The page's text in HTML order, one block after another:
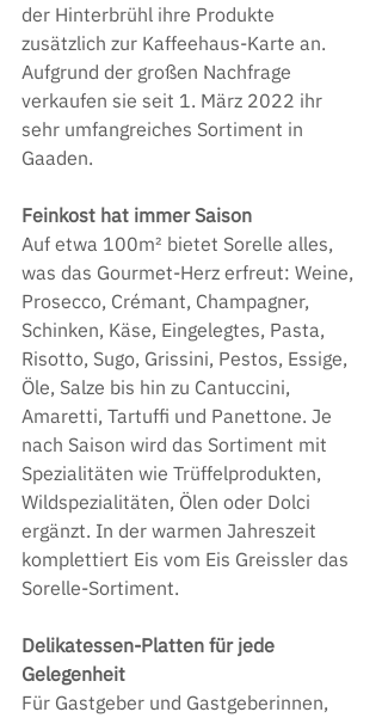
der Hinterbrühl ihre Produkte
zusätzlich zur Kaffeehaus-Karte an.
Aufgrund der großen Nachfrage
verkaufen sie seit 1. März 2022 ihr
sehr umfangreiches Sortiment in
Gaaden.
Feinkost hat immer Saison
Auf etwa 100m² bietet Sorelle alles,
was das Gourmet-Herz erfreut: Weine,
Prosecco, Crémant, Champagner,
Schinken, Käse, Eingelegtes, Pasta,
Risotto, Sugo, Grissini, Pestos, Essige,
Öle, Salze bis hin zu Cantuccini,
Amaretti, Tartuffi und Panettone. Je
nach Saison wird das Sortiment mit
Spezialitäten wie Trüffelprodukten,
Wildspezialitäten, Ölen oder Dolci
ergänzt. In der warmen Jahreszeit
komplettiert Eis vom Eis Greissler das
Sorelle-Sortiment.
Delikatessen-Platten für jede
Gelegenheit
Für Gastgeber und Gastgeberinnen,